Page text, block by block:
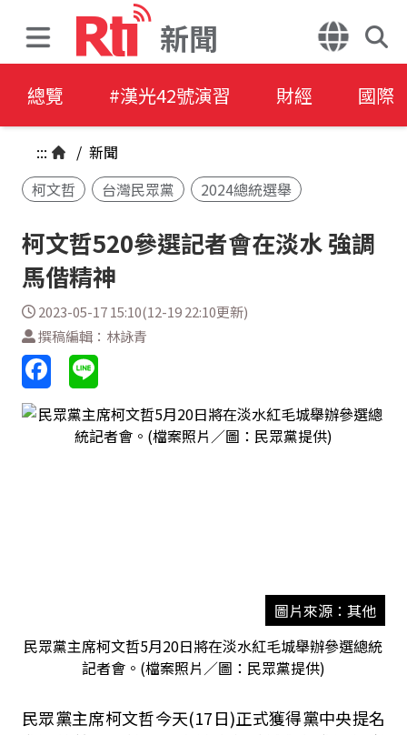
新聞
總覽 #漢光42號演習 財經 國際
::: / 新聞
柯文哲
台灣民眾黨 2024總統選舉
柯文哲520參選記者會在淡水 強調
馬偕精神
2023-05-17 15:10(12-19 22:10更新)
撰稿編輯：林詠青
圖片來源：其他
民眾黨主席柯文哲5月20日將在淡水紅毛城舉辦參選總統
記者會。(檔案照片／圖：民眾黨提供)
民眾黨主席柯文哲今天(17日)正式獲得黨中央提名